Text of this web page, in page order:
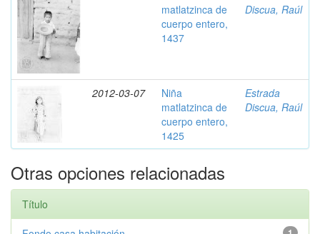
matlatzinca de
cuerpo entero,
1437
Discua, Raúl
2012-03-07
Niña
matlatzinca de
cuerpo entero,
1425
Estrada
Discua, Raúl
Otras opciones relacionadas
Título